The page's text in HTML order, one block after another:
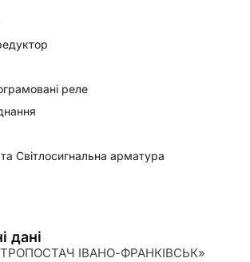
реле
Світлосигнальна арматура
дані
ІВАНО-ФРАНКІВСЬК»